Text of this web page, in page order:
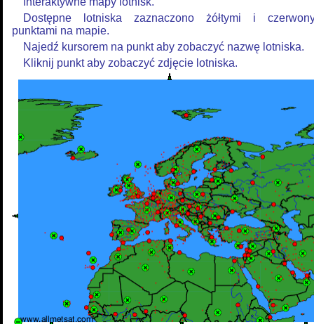
Dostępne lotniska zaznaczono żółtymi i
punktami na mapie.
Najedź kursorem na punkt aby zobaczyć nazwę lotniska.
Kliknij punkt aby zobaczyć zdjęcie lotniska.